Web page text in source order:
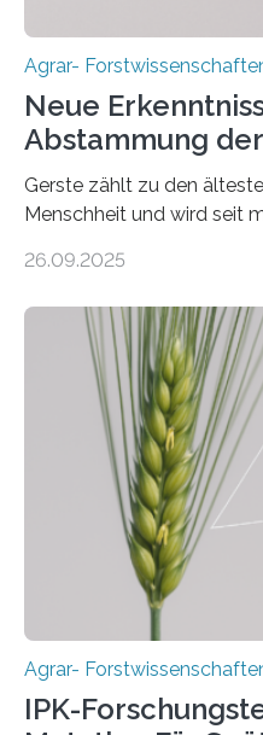
Agrar-
Neue
Abstammung
Gerste zählt zu den
Menschheit und wird seit
einzigen Ort domestiziert
Instituts für
Kulturpflanzenforschung
Gerste aus
sogenannten
ist. Sie besitzt also eine
Ergebnisse der Studie
Fachzeitschrift „Nature“
Forschungsgruppe hat die
26.09.2025
Agrar-
IPK-